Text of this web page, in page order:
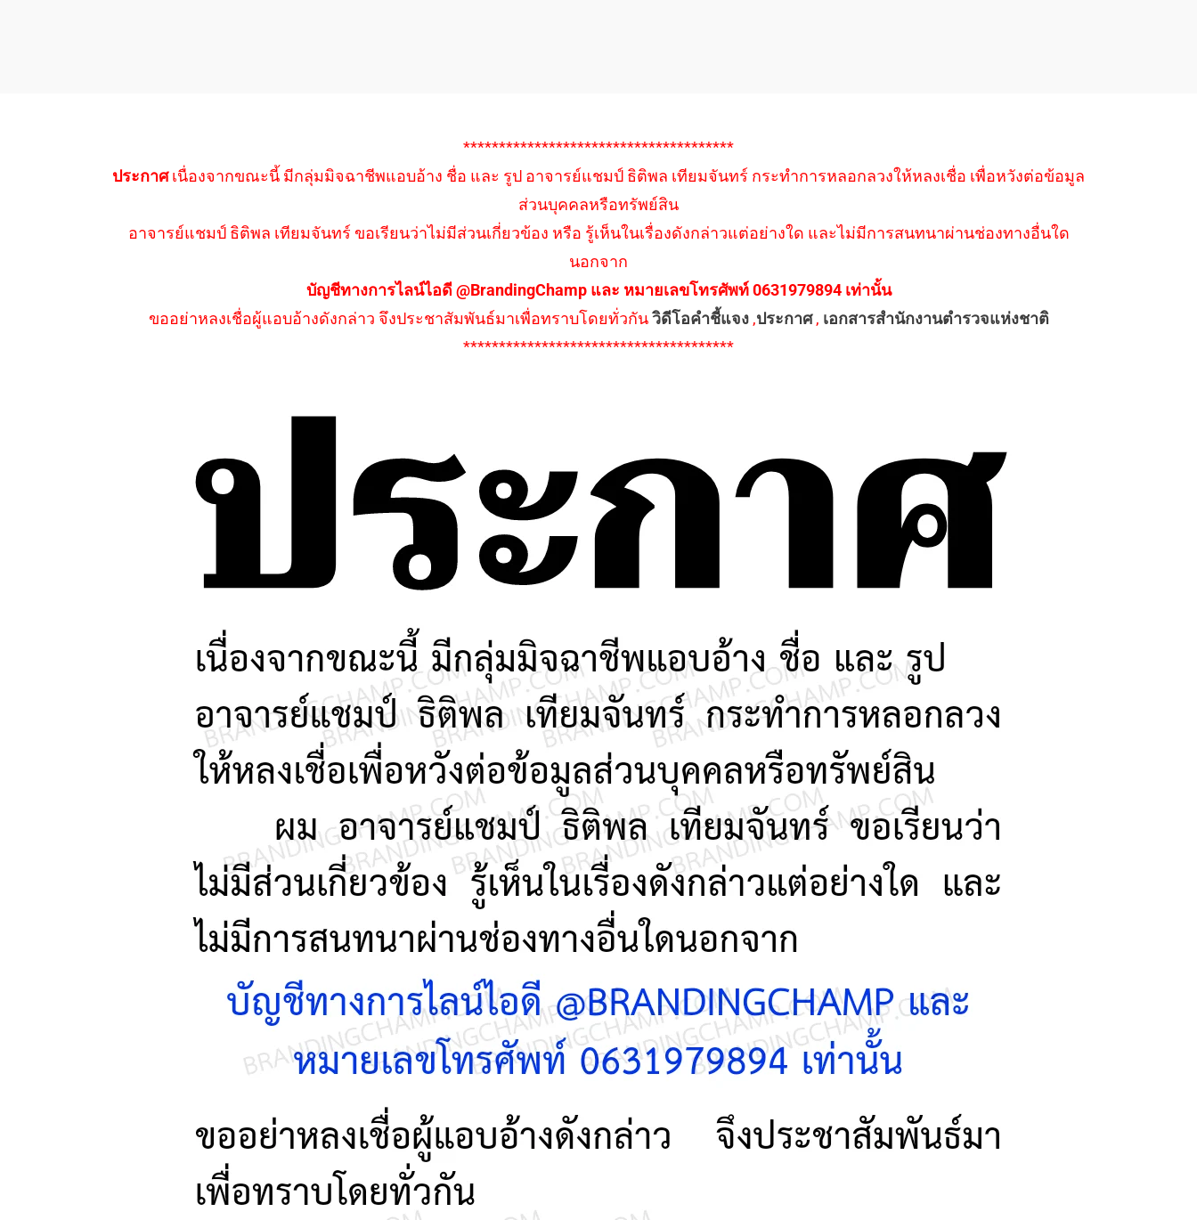
**************************************
ประกาศเนื่องจากขณะนี้ มีกลุ่มมิจฉาชีพแอบอ้าง ชื่อ และ รูป อาจารย์แชมป์ ธิติพล เทียมจันทร์ กระทำการหลอกลวงให้หลงเชื่อ เพื่อหวังต่อข้อมูล
ส่วนบุคคลหรือทรัพย์สิน
อาจารย์แชมป์ ธิติพล เทียมจันทร์ ขอเรียนว่าไม่มีส่วนเกี่ยวข้อง หรือ รู้เห็นในเรื่องดังกล่าวแต่อย่างใด และไม่มีการสนทนาผ่านช่องทางอื่นใด
นอกจาก
บัญชีทางการไลน์ไอดี @BrandingChamp และ หมายเลขโทรศัพท์ 0631979894 เท่านั้น
ขออย่าหลงเชื่อผู้แอบอ้างดังกล่าว จึงประชาสัมพันธ์มาเพื่อทราบโดยทั่วกันวิดีโอคำชี้แจง,ประกาศ, เอกสารสำนักงานตำรวจแห่งชาติ
**************************************